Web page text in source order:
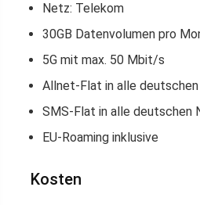
Netz: Telekom
30GB Datenvolumen pro
5G mit max. 50 Mbit/s
Allnet-Flat in alle
SMS-Flat in alle deutschen
EU-Roaming inklusive
Kosten